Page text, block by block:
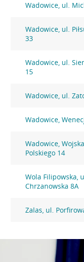
Wadowice, ul.
Wadowice, ul.
33
Wadowice, ul.
15
Wadowice, ul.
Wadowice,
Wadowice, Wojska
Polskiego 14
Wola Filipowska,
Chrzanowska 8A
Zalas, ul.